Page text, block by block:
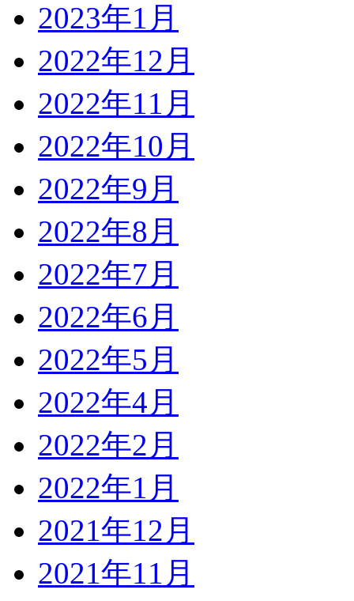
2023年1月
2022年12月
2022年11月
2022年10月
2022年9月
2022年8月
2022年7月
2022年6月
2022年5月
2022年4月
2022年2月
2022年1月
2021年12月
2021年11月